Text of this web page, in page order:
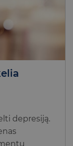
depresiją.